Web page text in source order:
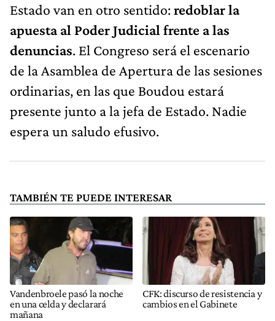
Estado van en otro sentido:redoblar la
apuesta al Poder Judicial frente a las
denuncias. El Congreso será el escenario
de la Asamblea de Apertura de las sesiones
ordinarias, en las que Boudou estará
presente junto a la jefa de Estado. Nadie
espera un saludo efusivo.
TAMBIÉN TE PUEDE INTERESAR
Vandenbroele pasó la noche
en una celda y declarará
mañana
CFK: discurso de resistencia y
cambios en el Gabinete